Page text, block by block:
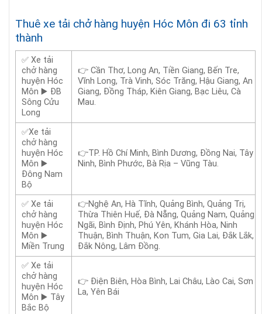
Thuê xe tải chở hàng huyện Hóc Môn đi 63 tỉnh
thành
✅ Xe tải
chở hàng
huyện Hóc
Môn ▶️ ĐB
Sông Cửu
Long
👉 Cần Thơ, Long An, Tiền Giang, Bến Tre,
Vĩnh Long, Trà Vinh, Sóc Trăng, Hậu Giang, An
Giang, Đồng Tháp, Kiên Giang, Bạc Liêu, Cà
Mau.
✅Xe tải
chở hàng
huyện Hóc
Môn ▶️
Đông Nam
Bộ
👉TP. Hồ Chí Minh, Bình Dương, Đồng Nai, Tây
Ninh, Bình Phước, Bà Rịa – Vũng Tàu.
✅ Xe tải
chở hàng
huyện Hóc
Môn ▶️
Miền Trung
👉Nghệ An, Hà Tĩnh, Quảng Bình, Quảng Trị,
Thừa Thiên Huế, Đà Nẵng, Quảng Nam, Quảng
Ngãi, Bình Định, Phú Yên, Khánh Hòa, Ninh
Thuận, Bình Thuận, Kon Tum, Gia Lai, Đắk Lắk,
Đắk Nông, Lâm Đồng.
✅ Xe tải
chở hàng
huyện Hóc
Môn ▶️ Tây
Bắc Bộ
👉 Điện Biên, Hòa Bình, Lai Châu, Lào Cai, Sơn
La, Yên Bái